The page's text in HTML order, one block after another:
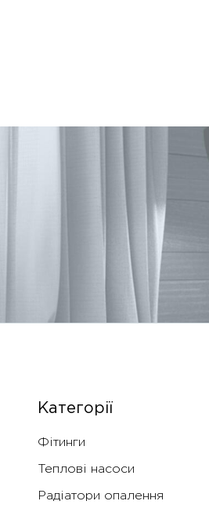
Категорії
Фітинги
Теплові насоси
Радіатори опалення